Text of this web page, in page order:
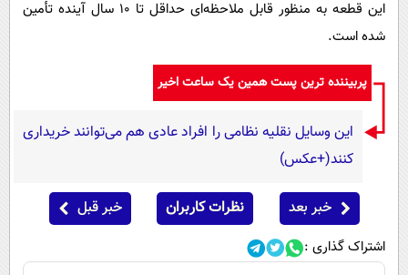
این قطعه به منظور قابل ملاحظه‌ای حداقل تا 10 سال آینده تأمین
شده است.
پربیننده ترین پست همین یک ساعت اخیر
این وسایل نقلیه نظامی را افراد عادی هم می‌توانند خریداری
کنند(+عکس)
خبر بعد نظرات کاربران خبر قبل
اشتراک گذاری :